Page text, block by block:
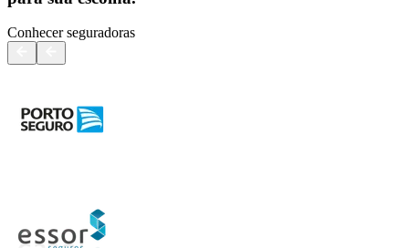
Conhecer seguradoras